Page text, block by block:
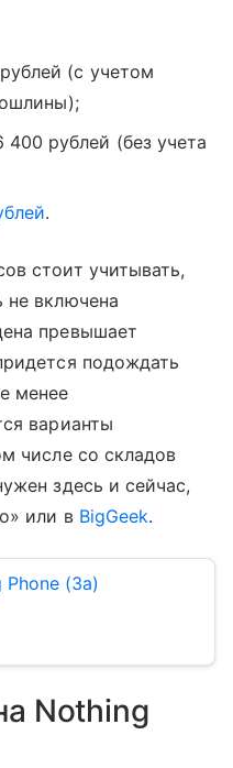
(с учетом
рублей (без учета
.
стоит учитывать,
не включена
превышает
подождать
менее
варианты
числе со складов
здесь и сейчас,
или в BigGeek.
(3a)
Nothing